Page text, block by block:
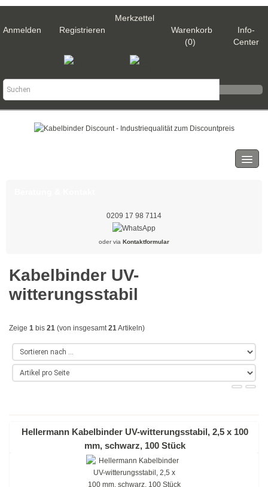
Anmelden Registrieren
Merkzettel
Warenkorb
(0)
Info-
Center
Gold
Rot
Gelb
Grün
Türkis
0209 17 98 7114
oder via Kontaktformular
Kabelbinder UV-
witterungsstabil
Zeige 1 bis 21 (von insgesamt21Artikeln)
Hellermann Kabelbinder UV-witterungsstabil, 2,5 x 100
mm, schwarz, 100 Stück